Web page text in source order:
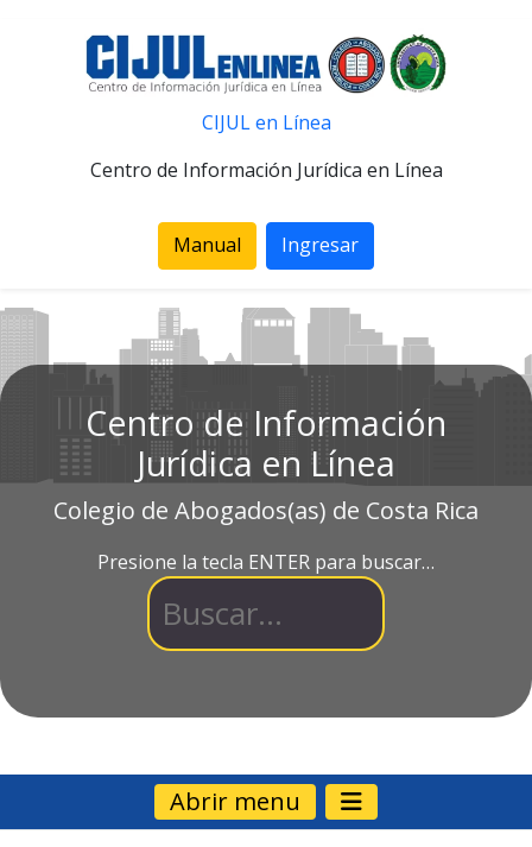
CIJUL en Línea
Centro de Información Jurídica en Línea
Manual Ingresar
Centro de Información
Jurídica en Línea
Colegio de Abogados(as) de Costa Rica
Presione la tecla ENTER para buscar…
Abrir menu